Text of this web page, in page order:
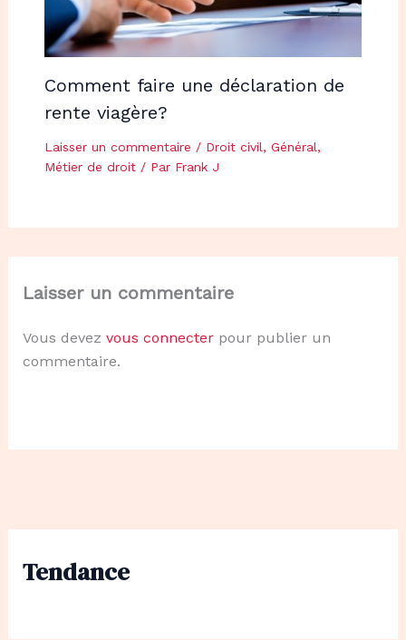
Tendance
Comment faire une déclaration de
rente viagère?
Laisser un commentaire / Droit civil, Général,
Métier de droit/ Par Frank J
Laisser un commentaire
Vous devez vous connecterpour publier un
commentaire.